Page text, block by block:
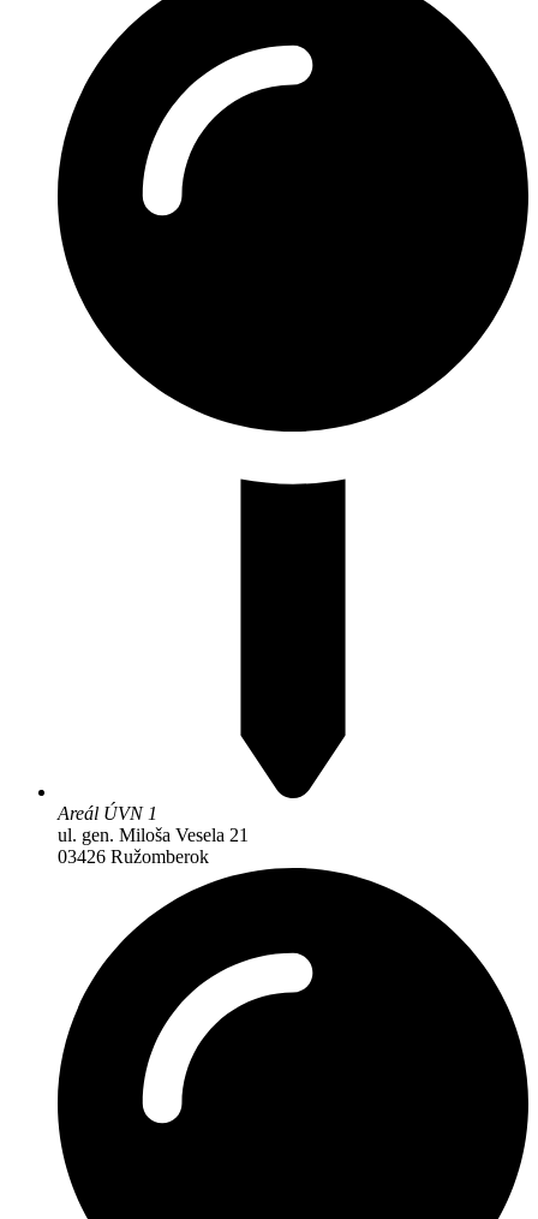
Areál ÚVN 1
ul. gen. Miloša Vesela 21
03426 Ružomberok